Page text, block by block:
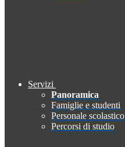
Servizi
Panoramica
Famiglie e studenti
Personale scolastico
Percorsi di studio